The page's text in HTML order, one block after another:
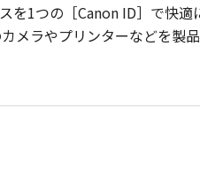
1つの［Canon ID］で快適
メラやプリンターなどを製